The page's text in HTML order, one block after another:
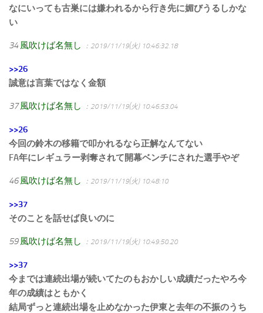
なにいっても古巣には嫌われるから行き先に媚びうるしかな
い
34 風吹けば名無し ：2019/11/19(火) 10:46:32.18
>>26
誠意は言葉ではなく金額
37 風吹けば名無し ：2019/11/19(火) 10:46:53.04
>>26
今回の鈴木の移籍で叩かれるなら正解なんてない
FA年にレギュラー剥奪されて開幕ベンチにされた選手やぞ
46 風吹けば名無し ：2019/11/19(火) 10:48:10
>>37
そのことを話せば良いのに
59 風吹けば名無し ：2019/11/19(火) 10:49:50.20
>>37
今までは連続出場が続いてたのもおかしい成績だったやろ今
年の成績はともかく
結局ずっと連続出場を止めなかった伊東と去年の不振のうち